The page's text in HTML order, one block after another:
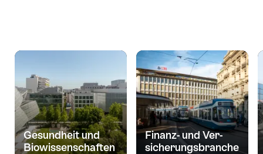
Gesundheit und
Biowissenschaften
Finanz- und Ver­
sicher­ungs­branche